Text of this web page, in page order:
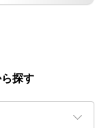
探す